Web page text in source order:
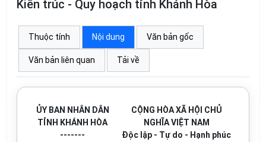
Kiến trúc - Quy hoạch tỉnh Khánh Hòa
Thuộc tính Nội dung Văn bản gốc
Văn bản liên quan Tải về
ỦY BAN NHÂN DÂN
TỈNH KHÁNH HÒA
-------
CỘNG HÒA XÃ HỘI CHỦ
NGHĨA VIỆT NAM
Độc lập - Tự do - Hạnh phúc